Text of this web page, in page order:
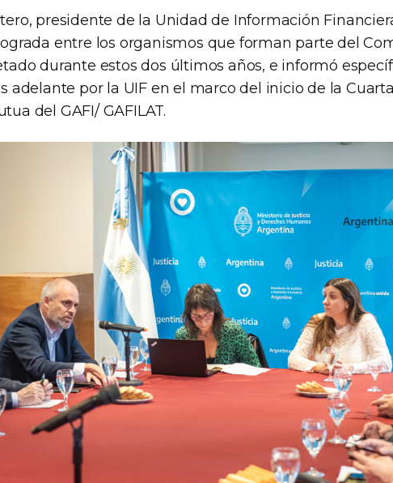
presidente de la Unidad de Información
entre los organismos que forman parte del
durante estos dos últimos años, e informó
adelante por la UIF en el marco del inicio de la
del GAFI/ GAFILAT.